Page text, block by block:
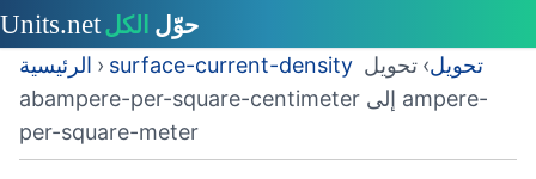
الرئيسية › surface-current-density تحويل› تحويل
abampere-per-square-centimeter إلى ampere-
per-square-meter